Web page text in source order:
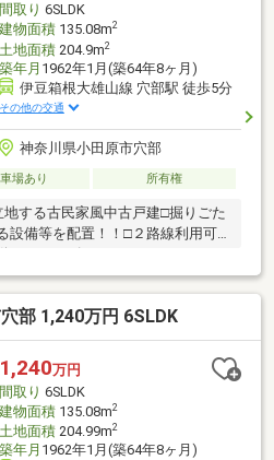
間取り 6SLDK
建物面積135.08m2
土地面積204.9m2
築年月 1962年1月(築64年8ヶ月)
伊豆箱根大雄山線 穴部駅 徒歩5分
その他の交通
神奈川県小田原市穴部
場あり 所有権
する古民家風中古戸建□掘りごた
設備等を配置！！□２路線利用可
部 1,240万円 6SLDK
1,240万円
間取り 6SLDK
建物面積135.08m2
土地面積204.99m2
築年月 1962年1月(築64年8ヶ月)